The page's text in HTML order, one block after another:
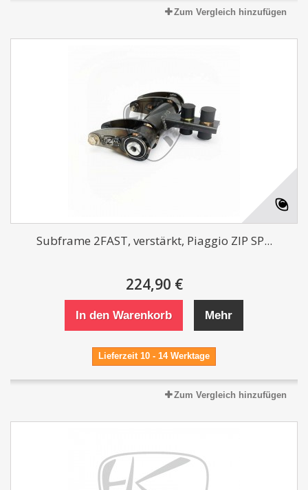
Zum Vergleich hinzufügen
Subframe 2FAST, verstärkt, Piaggio ZIP SP...
224,90 €
In den Warenkorb Mehr
Lieferzeit 10 - 14 Werktage
Zum Vergleich hinzufügen